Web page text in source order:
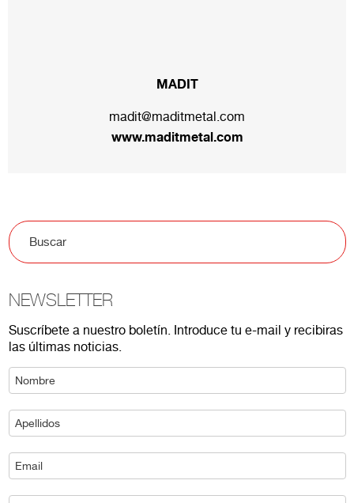
MADIT
madit@maditmetal.com
www.maditmetal.com
NEWSLETTER
Suscríbete a nuestro boletín. Introduce tu e-mail y recibiras
las últimas noticias.